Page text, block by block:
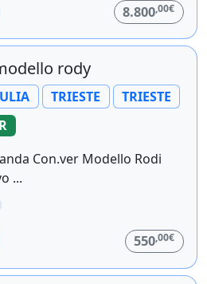
8.800,00€
rody
TRIESTE
TRIESTE
Con.ver Modello Rodi
...
550,00€